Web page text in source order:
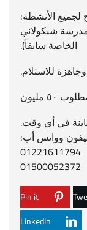
الأنشطة:
شيكولاني
الخاصة سابقاً).
للاستلام.
٥٠ مليون
في أي وقت.
وواتس أب:
01221611794
01500052372
Pin it
LinkedIn